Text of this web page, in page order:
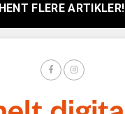
HENT FLERE ARTIKLER!